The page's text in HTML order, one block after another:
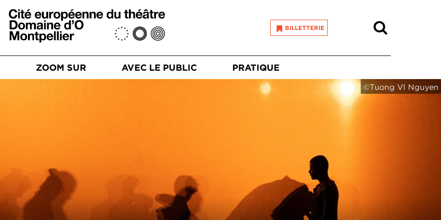
Aller au contenu principal
BILLETTERIE
principale
ZOOM SUR AVEC LE PUBLIC PRATIQUE
©Tuong VI Nguyen